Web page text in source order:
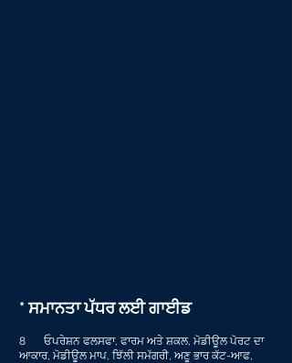
* ਸਮਾਨਤਾ ਪੱਧਰ ਲਈ ਗਾਈਡ
8
ਓਪਰੇਸ਼ਨ ਫਲਸਫਾ, ਫਾਰਮ ਅਤੇ ਸ਼ਕਲ, ਮੋਡੀਊਲ ਪੋਰਟ ਦਾ
ਆਕਾਰ, ਮੋਡੀਊਲ ਮਾਪ, ਝਿੱਲੀ ਸਮੱਗਰੀ, ਅਣੂ ਭਾਰ ਕੱਟ-ਆਫ,